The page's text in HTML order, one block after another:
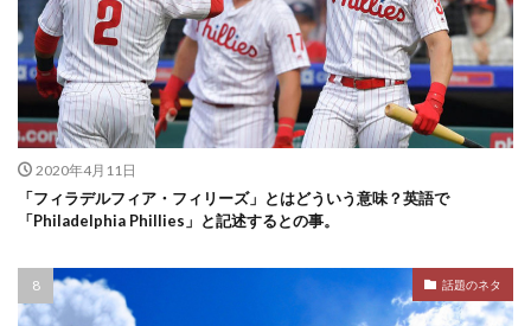
2020年4月11日
「フィラデルフィア・フィリーズ」とはどういう意味？英語で
「Philadelphia Phillies」と記述するとの事。
話題のネタ